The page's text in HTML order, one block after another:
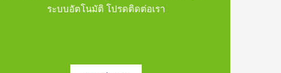
ระบบอัตโนมัติ โปรดติดต่อเรา